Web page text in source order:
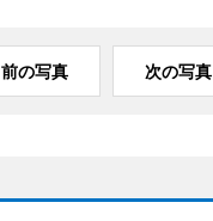
前の写真 次の写真